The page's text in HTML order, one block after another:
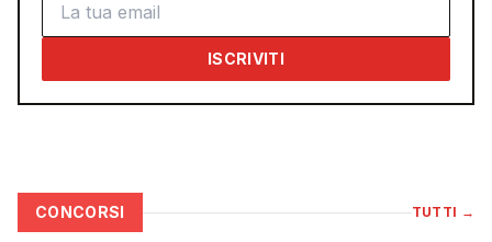
ISCRIVITI
CONCORSI TUTTI →